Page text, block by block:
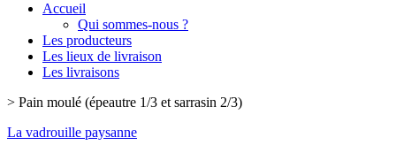
Accueil
Qui sommes-nous ?
Les producteurs
Les lieux de livraison
Les livraisons
> Pain moulé (épeautre 1/3 et sarrasin 2/3)
La vadrouille paysanne